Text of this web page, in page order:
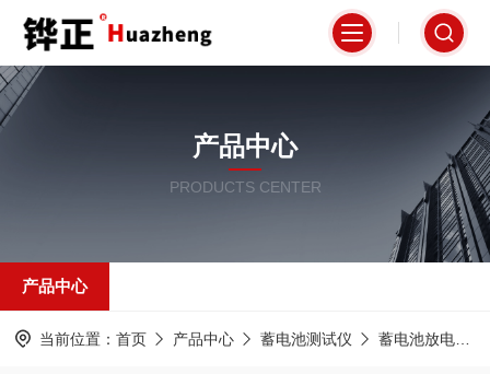
产品中心
PRODUCTS CENTER
产品中心
当前位置： 首页 产品中心 蓄电池测试仪 蓄电池放电测试仪